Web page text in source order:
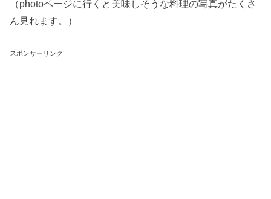
（photoページに行くと美味しそうな料理の写真がたくさ
ん見れます。）
スポンサーリンク